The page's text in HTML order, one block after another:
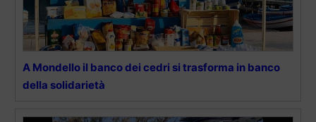
A Mondello il banco dei cedri si trasforma in banco
della solidarietà